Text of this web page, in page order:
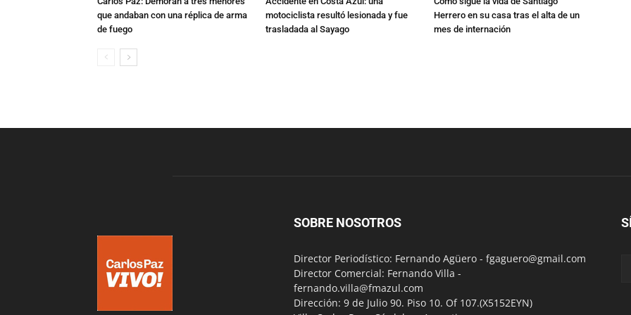
que andaban con una réplica de arma
de fuego
motociclista resultó lesionada y fue
trasladada al Sayago
Herrero en su casa tras el alta de un
mes de internación
SOBRE NOSOTROS
Director Periodístico: Fernando Agüero - fgaguero@gmail.com
Director Comercial: Fernando Villa -
fernando.villa@fmazul.com
Dirección: 9 de Julio 90. Piso 10. Of 107.(X5152EYN)